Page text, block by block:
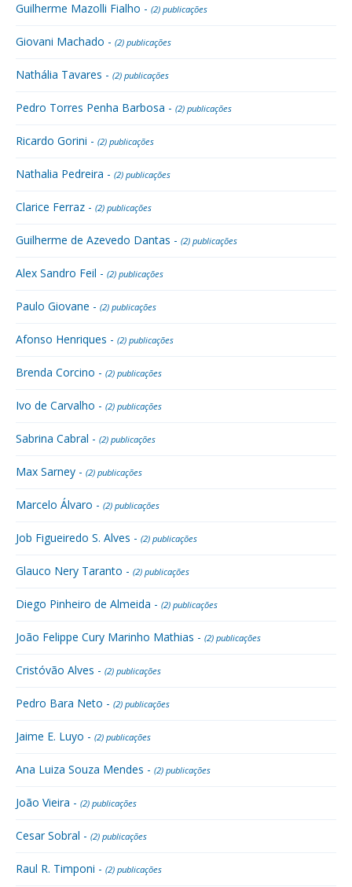
Guilherme Mazolli Fialho - (2) publicações
Giovani Machado - (2) publicações
Nathália Tavares - (2) publicações
Pedro Torres Penha Barbosa - (2) publicações
Ricardo Gorini - (2) publicações
Nathalia Pedreira - (2) publicações
Clarice Ferraz - (2) publicações
Guilherme de Azevedo Dantas - (2) publicações
Alex Sandro Feil - (2) publicações
Paulo Giovane - (2) publicações
Afonso Henriques - (2) publicações
Brenda Corcino - (2) publicações
Ivo de Carvalho - (2) publicações
Sabrina Cabral - (2) publicações
Max Sarney - (2) publicações
Marcelo Álvaro - (2) publicações
Job Figueiredo S. Alves - (2) publicações
Glauco Nery Taranto - (2) publicações
Diego Pinheiro de Almeida - (2) publicações
João Felippe Cury Marinho Mathias - (2) publicações
Cristóvão Alves - (2) publicações
Pedro Bara Neto - (2) publicações
Jaime E. Luyo - (2) publicações
Ana Luiza Souza Mendes - (2) publicações
João Vieira - (2) publicações
Cesar Sobral - (2) publicações
Raul R. Timponi - (2) publicações